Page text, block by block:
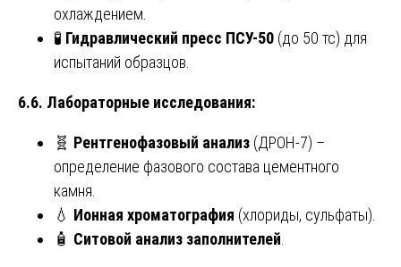
охлаждением.
🧪 Гидравлический пресс ПСУ-50 (до 50 тс) для
испытаний образцов.
6.6. Лабораторные исследования:
🧬 Рентгенофазовый анализ (ДРОН-7) –
определение фазового состава цементного
камня.
💧 Ионная хроматография (хлориды, сульфаты).
🧴 Ситовой анализ заполнителей